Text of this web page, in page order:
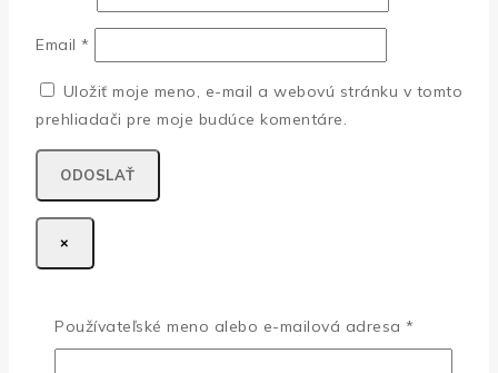
Email *
Uložiť moje meno, e-mail a webovú stránku v tomto
prehliadači pre moje budúce komentáre.
×
Prihláste sa
Používateľské meno alebo e-mailová adresa *